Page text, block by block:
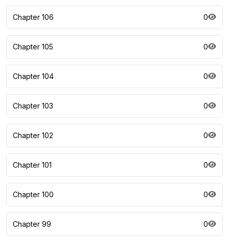
Chapter 106 0
Chapter 105 0
Chapter 104 0
Chapter 103 0
Chapter 102 0
Chapter 101 0
Chapter 100 0
Chapter 99 0